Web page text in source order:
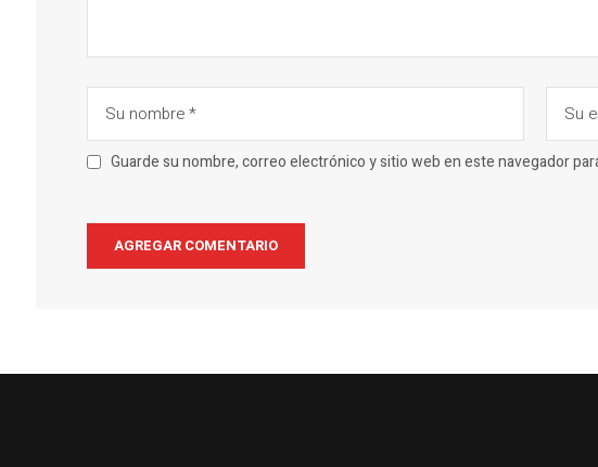
Guarde su nombre, correo electrónico y sitio web en este navegador